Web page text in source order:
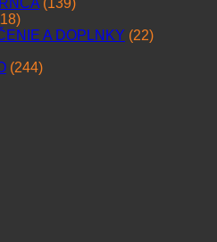
(139)
A DOPLNKY (22)
(244)